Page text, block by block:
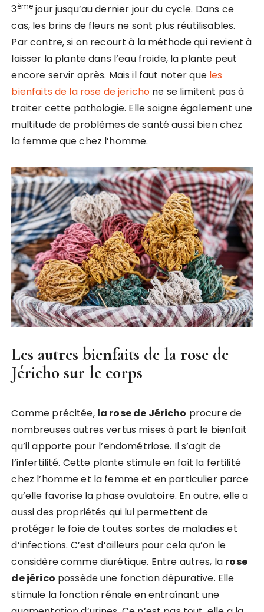
3ème jour jusqu’au dernier jour du cycle. Dans ce
cas, les brins de fleurs ne sont plus réutilisables.
Par contre, si on recourt à la méthode qui revient à
laisser la plante dans l’eau froide, la plante peut
encore servir après. Mais il faut noter que les
bienfaits de la rose de jericho ne se limitent pas à
traiter cette pathologie. Elle soigne également une
multitude de problèmes de santé aussi bien chez
la femme que chez l’homme.
Les autres bienfaits de la rose de
Jéricho sur le corps
Comme précitée, la rose de Jéricho procure de
nombreuses autres vertus mises à part le bienfait
qu’il apporte pour l’endométriose. Il s’agit de
l’infertilité. Cette plante stimule en fait la fertilité
chez l’homme et la femme et en particulier parce
qu’elle favorise la phase ovulatoire. En outre, elle a
aussi des propriétés qui lui permettent de
protéger le foie de toutes sortes de maladies et
d’infections. C’est d’ailleurs pour cela qu’on le
considère comme diurétique. Entre autres, la rose
de jérico possède une fonction dépurative. Elle
stimule la fonction rénale en entraînant une